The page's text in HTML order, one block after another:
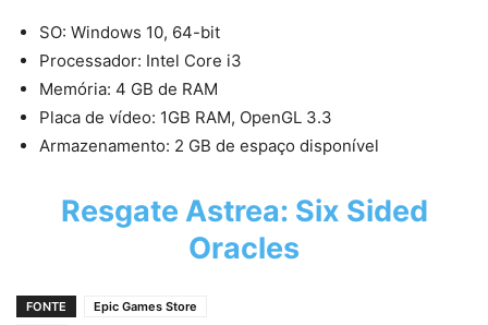
SO: Windows 10, 64-bit
Processador: Intel Core i3
Memória: 4 GB de RAM
Placa de vídeo: 1GB RAM, OpenGL 3.3
Armazenamento: 2 GB de espaço disponível
Resgate Astrea: Six Sided
Oracles
FONTE
Epic Games Store